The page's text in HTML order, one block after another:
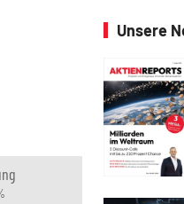
Unsere